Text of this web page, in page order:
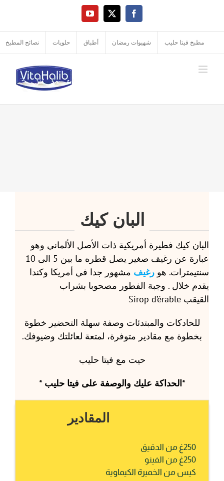
content
Facebook
X
YouTube
مطبخ فيتا حليب شهيوات رمضان أطباق حلويات نصائح المطبخ
البان كيك
البان كيك فطيرة أمريكية ذات الأصل الألماني وهو
عبارة عن رغيف صغير يصل قطره ما بين 5 الى 10
سنتيمترات. هو رغيف مشهور جدا في أمريكا وكندا
يقدم خلال . وجبة الفطور مصحوبا بشراب
القيقب Sirop d’érable
للحادكات والمبتدئات وصفة سهلة التحضير خطوة
بخطوة مع مقادير متوفرة، لمتعة لعائلتك وضيوفك.
حيت مع فيتا حليب
*الحداكة عليك والوصفة على فيتا حليب *
المقادير
250غ من الدقيق
250غ من الفينو
كيس من الخميرة الكيماوية